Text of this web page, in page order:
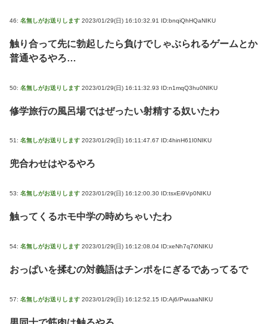
46: 名無しがお送りします 2023/01/29(日) 16:10:32.91 ID:bnqiQhHQaNIKU
触り合って先に勃起したら負けでしゃぶられるゲームとか
普通やるやろ…
50: 名無しがお送りします 2023/01/29(日) 16:11:32.93 ID:n1mqQ3hu0NIKU
修学旅行の風呂場ではぜったい射精する奴いたわ
51: 名無しがお送りします 2023/01/29(日) 16:11:47.67 ID:4hinH61I0NIKU
兜合わせはやるやろ
53: 名無しがお送りします 2023/01/29(日) 16:12:00.30 ID:tsxEi9Vp0NIKU
触ってくるホモ中学の時めちゃいたわ
54: 名無しがお送りします 2023/01/29(日) 16:12:08.04 ID:xeNh7q7i0NIKU
おっぱいを揉むの対義語はチンポをにぎるであってるで
57: 名無しがお送りします 2023/01/29(日) 16:12:52.15 ID:Aj6/PwuaaNIKU